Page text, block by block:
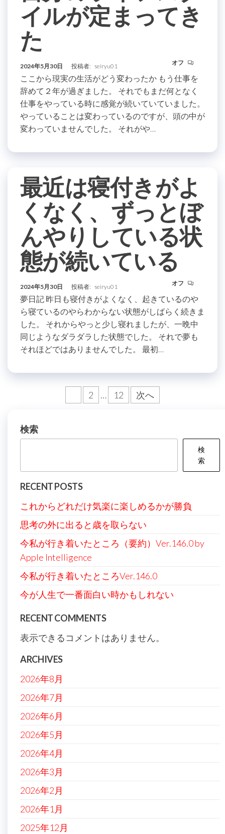
イルが定まってき
た
2024年5月30日 投稿者: seiryu01 オフ
ここから現実の生活がどう変わったか もう仕事を
辞めて２年が過ぎました。 それでもまだ何となく
仕事をやっている時に感覚が続いていていました。
やっていることは変わっているのですが、頭の中が
変わっていませんでした。 それがや…
最近は寝付きがよ
くなく、ずっとぼ
んやりしている状
態が続いている
2024年5月30日 投稿者: seiryu01 オフ
夢日記 昨日も寝付きがよくなく、起きているのや
ら寝ているのやらわからない状態がしばらく続きま
した。 それからやっと少し寝れましたが、一晩中
同じようなダラダラした状態でした。 それで夢も
それほどではありませんでした。 最初…
の
ペ
ジ
送
り
2 … 12 次へ
検索
検
索
RECENT POSTS
これからどれだけ気楽に楽しめるかが勝負
思考の外に出ると歳を取らない
今私が行き着いたところ（要約）Ver.146.0 by
Apple Intelligence
今私が行き着いたところVer.146.0
今が人生で一番面白い時かもしれない
RECENT COMMENTS
表示できるコメントはありません。
ARCHIVES
2026年8月
2026年7月
2026年6月
2026年5月
2026年4月
2026年3月
2026年2月
2026年1月
2025年12月